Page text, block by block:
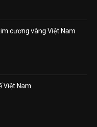
cương vàng Việt Nam
Việt Nam